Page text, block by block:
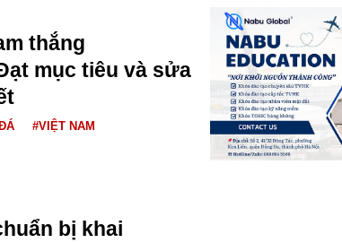
thắng
mục tiêu và sửa
#VIỆT NAM
bị khai